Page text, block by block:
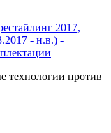
2017,
- н.в.) -
технологии против